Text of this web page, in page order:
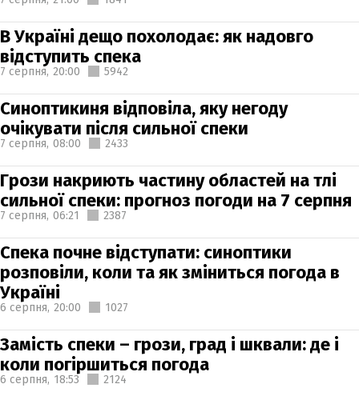
В Україні дещо похолодає: як надовго
відступить спека
7 серпня, 20:00 5942
Синоптикиня відповіла, яку негоду
очікувати після сильної спеки
7 серпня, 08:00 2433
Грози накриють частину областей на тлі
сильної спеки: прогноз погоди на 7 серпня
7 серпня, 06:21 2387
Спека почне відступати: синоптики
розповіли, коли та як зміниться погода в
Україні
6 серпня, 20:00 1027
Замість спеки – грози, град і шквали: де і
коли погіршиться погода
6 серпня, 18:53 2124